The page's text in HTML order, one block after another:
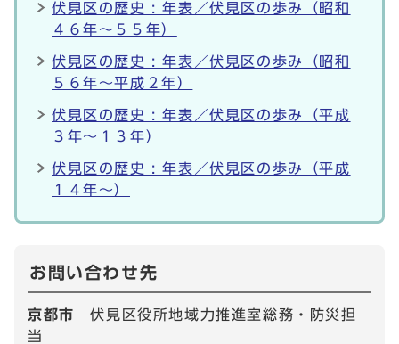
伏見区の歴史 : 年表／伏見区の歩み（昭和
４６年～５５年）
伏見区の歴史 : 年表／伏見区の歩み（昭和
５６年～平成２年）
伏見区の歴史 : 年表／伏見区の歩み（平成
３年～１３年）
伏見区の歴史 : 年表／伏見区の歩み（平成
１４年～）
お問い合わせ先
京都市伏見区役所地域力推進室総務・防災担
当